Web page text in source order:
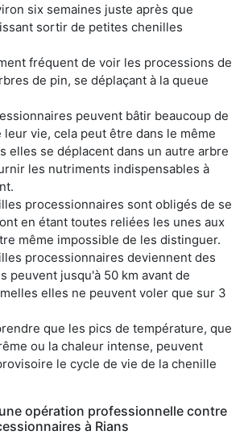
six semaines juste après que
sortir de petites chenilles
fréquent de voir les processions de
de pin, se déplaçant à la queue
peuvent bâtir beaucoup de
vie, cela peut être dans le même
elles se déplacent dans un autre arbre
les nutriments indispensables à
processionnaires sont obligés de se
en étant toutes reliées les unes aux
même impossible de les distinguer.
processionnaires deviennent des
peuvent jusqu'à 50 km avant de
elles ne peuvent voler que sur 3
que les pics de température, que
ou la chaleur intense, peuvent
le cycle de vie de la chenille
opération professionnelle contre
à Rians